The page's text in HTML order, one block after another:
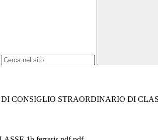
CONSIGLIO STRAORDINARIO DI